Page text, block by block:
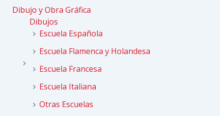
Dibujo y Obra Gráfica
Dibujos
Escuela Española
Escuela Flamenca y Holandesa
Escuela Francesa
Escuela Italiana
Otras Escuelas